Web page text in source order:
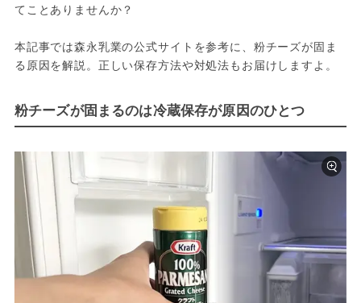
てことありませんか？
本記事では森永乳業の公式サイトを参考に、粉チーズが固ま
る原因を解説。正しい保存方法や対処法もお届けしますよ。
粉チーズが固まるのは冷蔵保存が原因のひとつ